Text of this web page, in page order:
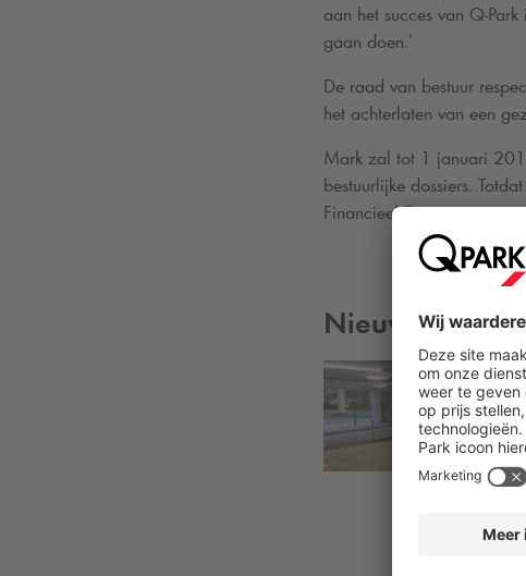
aan het succes van Q-Park
gaan doen.’
De raad van bestuur
het achterlaten van een
Mark zal tot 1 januari
bestuurlijke dossiers.
Financieel Directeur,
Nieuws